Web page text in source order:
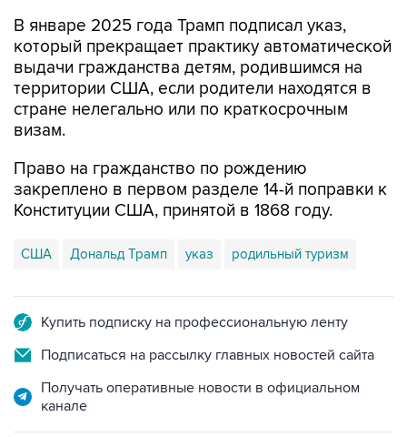
В январе 2025 года Трамп подписал указ,
который прекращает практику автоматической
выдачи гражданства детям, родившимся на
территории США, если родители находятся в
стране нелегально или по краткосрочным
визам.
Право на гражданство по рождению
закреплено в первом разделе 14-й поправки к
Конституции США, принятой в 1868 году.
США Дональд Трамп указ родильный туризм
Купить подписку на профессиональную ленту
Подписаться на рассылку главных новостей сайта
Получать оперативные новости в официальном
канале